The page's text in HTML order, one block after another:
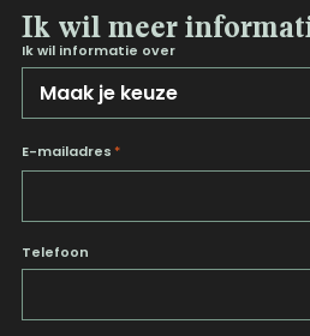
Ik wil meer
Ik wil informatie over
E-mailadres *
Telefoon